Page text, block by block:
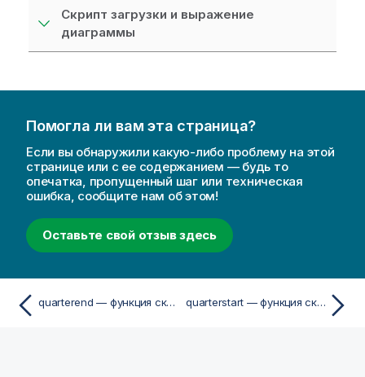
Скрипт загрузки и выражение
диаграммы
Помогла ли вам эта страница?
Если вы обнаружили какую-либо проблему на этой
странице или с ее содержанием — будь то
опечатка, пропущенный шаг или техническая
ошибка, сообщите нам об этом!
Оставьте свой отзыв здесь
quarterend — функция скриптa и диаграммы quarterstart — функция скриптa и диаграммы